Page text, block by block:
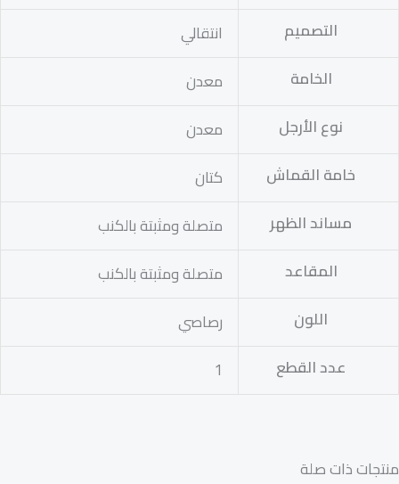
التصميم
انتقالي
الخامة
معدن
نوع الأرجل
معدن
خامة القماش
كتان
مساند الظهر
متصلة ومثبتة بالكنب
المقاعد
متصلة ومثبتة بالكنب
اللون
رصاصي
عدد القطع
1
منتجات ذات صلة